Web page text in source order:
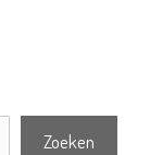
Zoeken